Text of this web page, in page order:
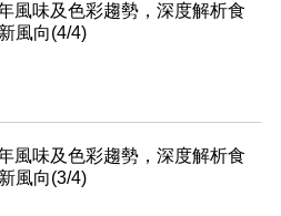
風味及色彩趨勢，深度解析食
風向(4/4)
風味及色彩趨勢，深度解析食
風向(3/4)